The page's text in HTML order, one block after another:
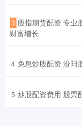
3 股指期货配资 专业
财富增长
4 免息炒股配资 汾阳
5 炒股配资费用 股票